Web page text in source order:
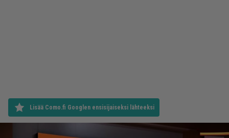
Lisää Como.fi Googlen ensisijaiseksi lähteeksi